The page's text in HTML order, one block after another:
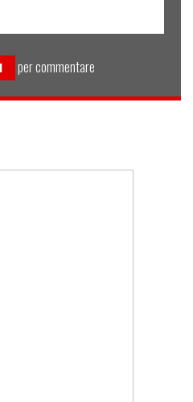
per commentare